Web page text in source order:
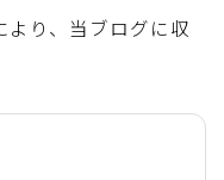
り、当ブログに収